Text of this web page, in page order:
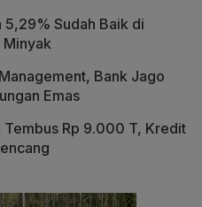
5,29% Sudah Baik di
Minyak
Bank Jago
Emas
Tembus Rp 9.000 T, Kredit